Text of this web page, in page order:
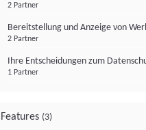
2 Partner
Bereitstellung und Anzeige von
2 Partner
Ihre Entscheidungen zum
1 Partner
Features (3)